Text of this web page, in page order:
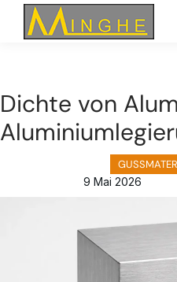
Dichte von
9 Mai 2026